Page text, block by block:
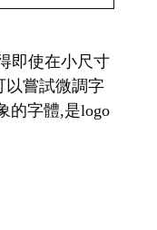
即使在小尺寸
以嘗試微調字
的字體,是logo